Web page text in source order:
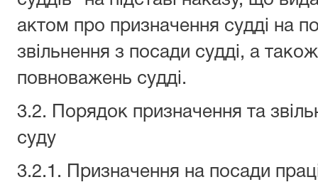
актом про призначення судді на
звільнення з посади судді, а
повноважень судді.
3.2. Порядок призначення та
суду
3.2.1. Призначення на посади